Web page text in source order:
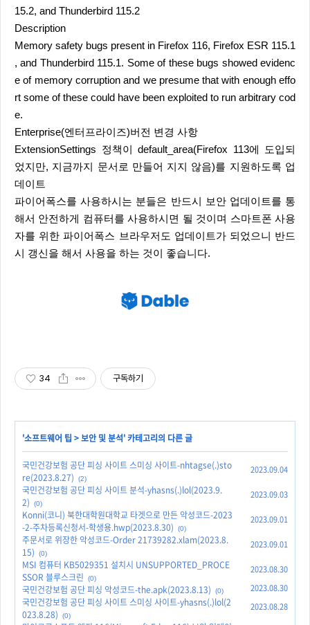
15.2, and Thunderbird 115.2
Description
Memory safety bugs present in Firefox 116, Firefox ESR 115.1
, and Thunderbird 115.1. Some of these bugs showed evidenc
e of memory corruption and we presume that with enough effo
rt some of these could have been exploited to run arbitrary cod
e.
Enterprise(엔터프라이즈)버전 변경 사항
ExtensionSettings 정책이 default_area(Firefox 113에 도입되
었지만, 지금까지 문서로 만들어 지지 않음)를 지원하도록 업
데이트
파이어폭스를 사용하시는 분들은 반드시 보안 업데이트를 통
해서 안전하게 컴퓨터를 사용하시면 될 것이며 스마트폰 사용
자를 위한 파이어폭스 브라우저도 업데이트가 되었으니 반드
시 갱신을 해서 사용을 하는 것이 좋습니다.
34 구독하기
'소프트웨어 팁 >보안 및 분석' 카테고리의 다른 글
국민건강보험 공단 피싱 사이트 스미싱 사이트-nhtagse(.)sto
re(2023.8.27)
(2)
2023.09.04
국민건강보험 공단 피싱 사이트 분석-yhasns(.)lol(2023.9.
2)
(0)
2023.09.03
Konni(코니) 북한대학원대학교 타겟으로 만든 악성코드-2023
-2-주차등록신청서-학생용.hwp(2023.8.30)
(0)
2023.09.01
주문서로 위장한 악성코드-Order 21739282.xlam(2023.8.
15)
(0)
2023.09.01
MSI 컴퓨터 KB5029351 설치시 UNSUPPORTED_PROCE
SSOR 블루스크린
(0)
2023.08.30
국민건강보험 공단 피싱 악성코드-the.apk(2023.8.13) (0) 2023.08.30
국민건강보험 공단 피싱 사이트 스미싱 사이트-yhasns(.)lol(2
023.8.28)
(0)
2023.08.28